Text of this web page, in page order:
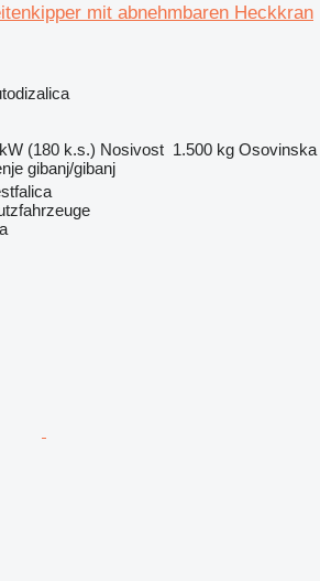
mit abnehmbaren Heckkran
(180 k.s.) Nosivost 1.500 kg Osovinska
gibanj/gibanj